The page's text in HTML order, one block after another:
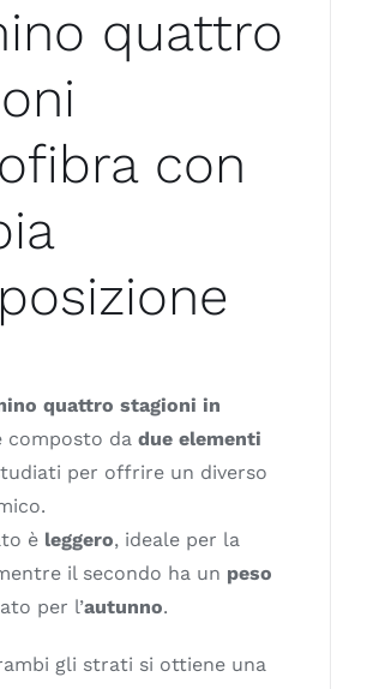
quattro
con
quattro stagioni in
da due elementi
per offrire un diverso
è leggero, ideale per la
il secondo ha un peso
per l’autunno.
gli strati si ottiene una